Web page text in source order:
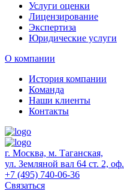
Услуги оценки
Лицензирование
Экспертиза
Юридические услуги
О компании
История компании
Команда
Наши клиенты
Контакты
г. Москва, м. Таганская,
ул. Земляной вал 64 ст. 2,
+7 (495) 740-06-36
Связаться